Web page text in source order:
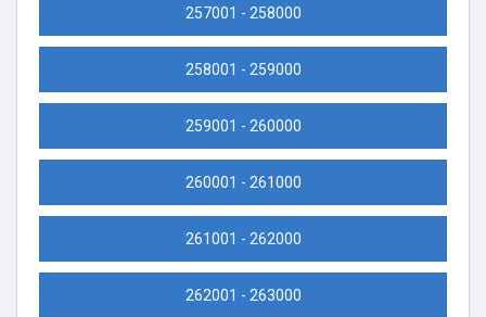
257001 - 258000
258001 - 259000
259001 - 260000
260001 - 261000
261001 - 262000
262001 - 263000